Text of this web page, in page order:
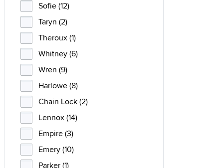
Sofie (12)
Taryn (2)
Theroux (1)
Whitney (6)
Wren (9)
Harlowe (8)
Chain Lock (2)
Lennox (14)
Empire (3)
Emery (10)
Parker (1)